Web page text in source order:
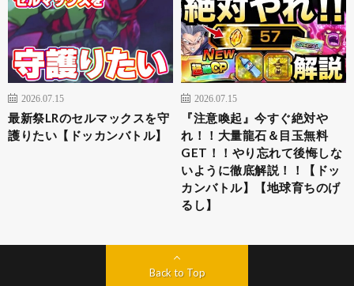
2026.07.15
最新祭LRのセルマックスを守
護りたい【ドッカンバトル】
2026.07.15
『注意喚起』今すぐ絶対や
れ！！大量龍石＆目玉無料
GET！！やり忘れて後悔しな
いように徹底解説！！【ドッ
カンバトル】【地球育ちのげ
るし】
Back to Top